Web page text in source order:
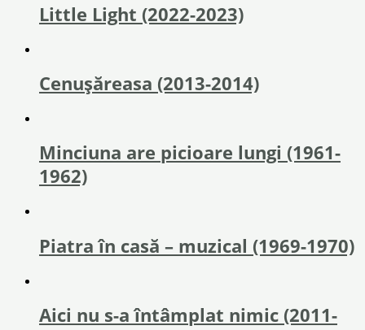
Little Light (2022-2023)
Cenușăreasa (2013-2014)
Minciuna are picioare lungi (1961-
1962)
Piatra în casă – muzical (1969-1970)
Aici nu s-a întâmplat nimic (2011-